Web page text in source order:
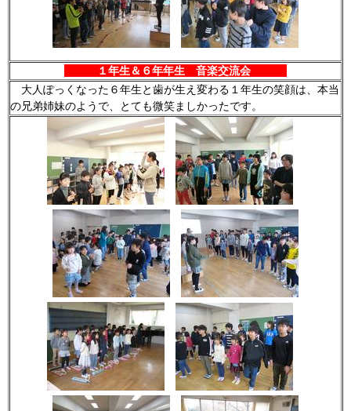
１年生＆６年年生 音楽交流会
大人ぽっくなった６年生と歯が生え変わる１年生の笑顔は、本当
の兄弟姉妹のようで、とても微笑ましかったです。